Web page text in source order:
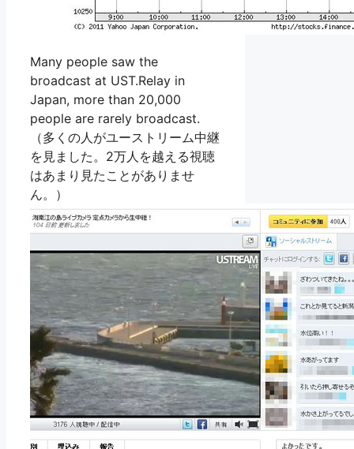
Many people saw the
broadcast at UST.Relay in
Japan, more than 20,000
people are rarely broadcast.
（多くの人がユーストリーム中継
を見ました。2万人を越える視聴
はあまり見たことがありませ
ん。）